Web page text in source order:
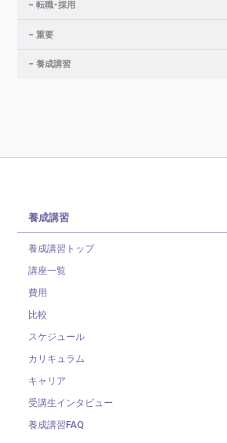
転職・採用
重要
養成講習
養成講習
養成講習トップ
講座一覧
費用
比較
スケジュール
カリキュラム
キャリア
受講生インタビュー
養成講習FAQ